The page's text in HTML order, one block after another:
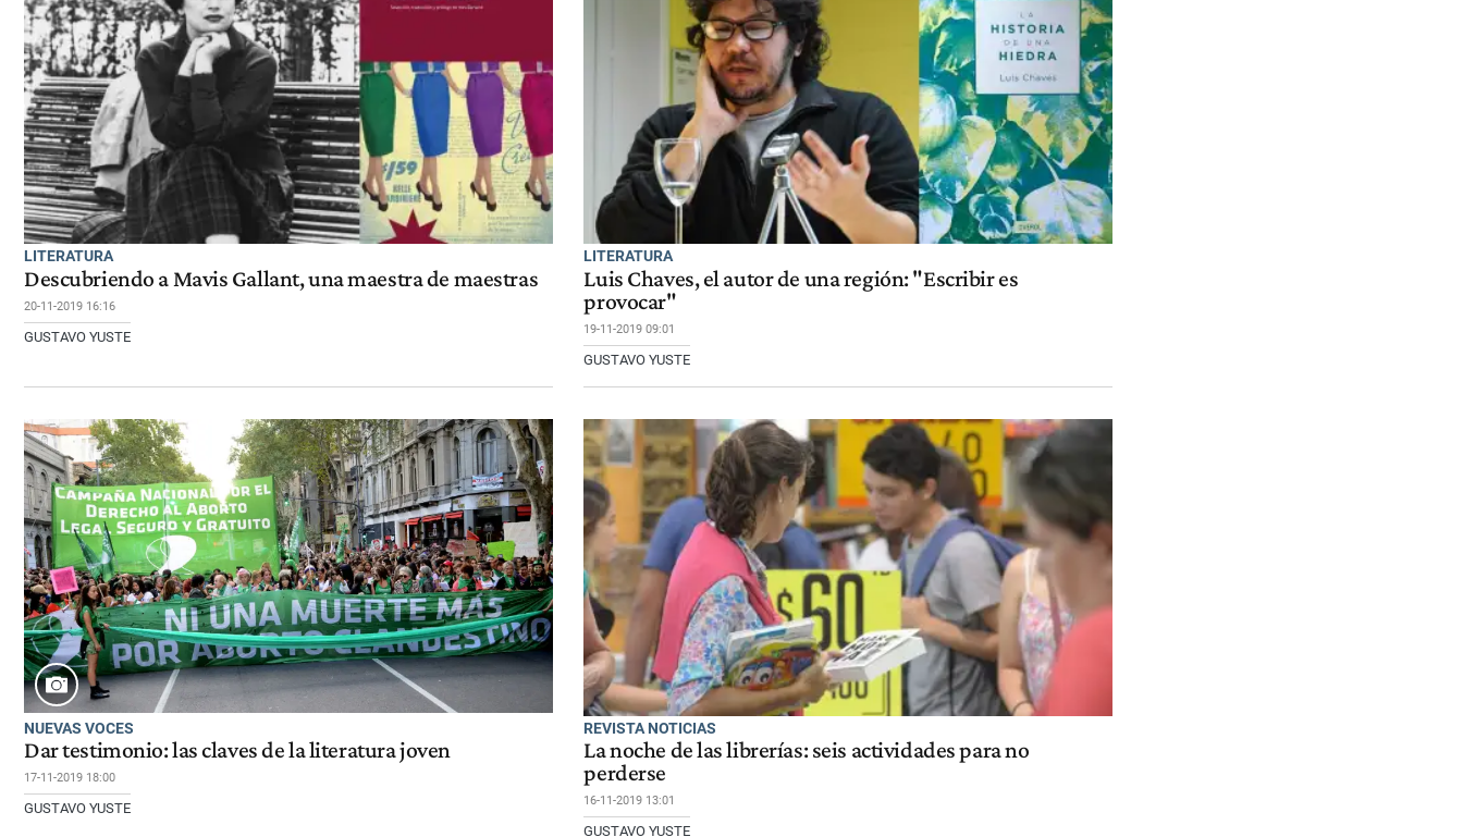
LITERATURA
Descubriendo a Mavis Gallant, una maestra de maestras
20-11-2019 16:16
GUSTAVO YUSTE
LITERATURA
Luis Chaves, el autor de una región: "Escribir es
provocar"
19-11-2019 09:01
GUSTAVO YUSTE
NUEVAS VOCES
Dar testimonio: las claves de la literatura joven
17-11-2019 18:00
GUSTAVO YUSTE
REVISTA NOTICIAS
La noche de las librerías: seis actividades para no
perderse
16-11-2019 13:01
GUSTAVO YUSTE